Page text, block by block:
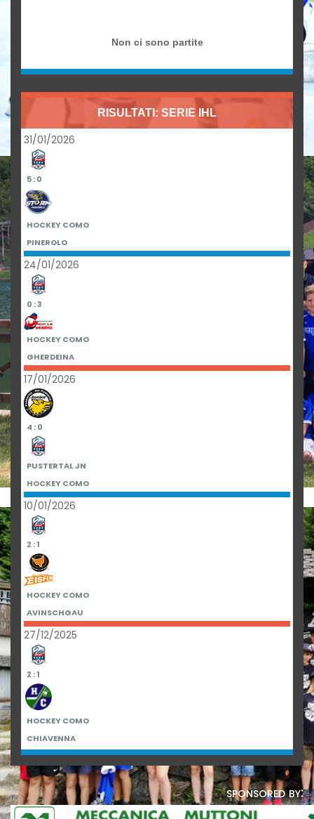
Non ci sono partite
RISULTATI: SERIE IHL
31/01/2026
5 : 0
HOCKEY COMO
PINEROLO
24/01/2026
0 : 3
HOCKEY COMO
GHERDEINA
17/01/2026
4 : 0
PUSTERTAL JN
HOCKEY COMO
10/01/2026
2 : 1
HOCKEY COMO
AVINSCHGAU
27/12/2025
2 : 1
HOCKEY COMO
CHIAVENNA
sponsored by: